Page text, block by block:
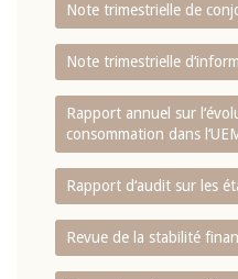
Note trimestrielle de
Note trimestrielle
Rapport annuel sur
consommation dans
Rapport d‘audit sur les
Revue de la stabilité